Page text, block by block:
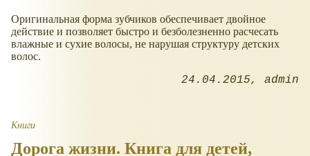
Оригинальная форма зубчиков обеспечивает двойное
действие и позволяет быстро и безболезненно расчесать
влажные и сухие волосы, не нарушая структуру детских
волос.
24.04.2015 admin
Книги
Дорога жизни. Книга для детей,